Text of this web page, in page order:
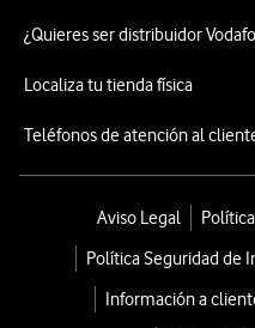
¿Quieres ser distribuidor
Localiza tu tienda física
Teléfonos de atención al
Aviso Legal
Política Seguridad de
Información a